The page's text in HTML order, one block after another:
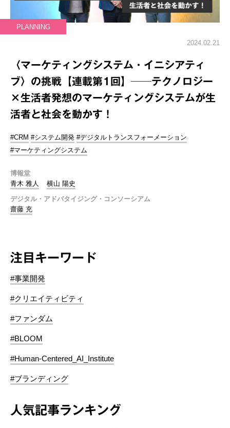
PLANNING
2024.02.21
〈マーケティングシステム・イニシアティ
ブ〉の挑戦【連載第1回】──テクノロジー
×生活者発想のマーケティングシステムが生
活者と社会を動かす！
#CRM #システム開発 #デジタルトランスフォーメーション
#マーケティングシステム
博報堂
青木 雅人
横山 陽史
デジタル・アドバタイジング・コンソーシアム
齋藤 充
注目キーワード
#事業開発
#クリエイティビティ
#ファンダム
#BLOOM
#Human-Centered_AI_Institute
#ブランディング
人気記事ランキング